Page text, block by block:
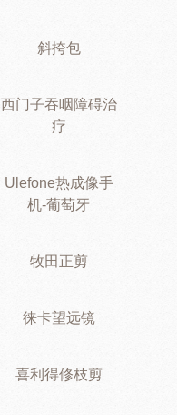
斜挎包
西门子吞咽障碍治
疗
Ulefone热成像手
机-葡萄牙
牧田正剪
徕卡望远镜
喜利得修枝剪